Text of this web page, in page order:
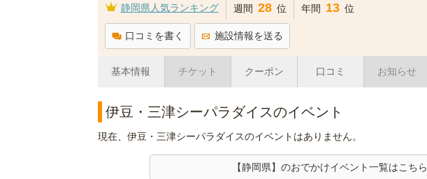
静岡県人気ランキング 週間 28 位 年間 13 位
口コミを書く 施設情報を送る
基本情報 チケット クーポン 口コミ お知らせ
伊豆・三津シーパラダイスのイベント
現在、伊豆・三津シーパラダイスのイベントはありません。
【静岡県】のおでかけイベント一覧はこちら